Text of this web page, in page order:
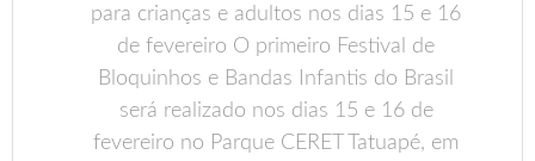
para crianças e adultos nos dias 15 e 16
de fevereiro O primeiro Festival de
Bloquinhos e Bandas Infantis do Brasil
será realizado nos dias 15 e 16 de
fevereiro no Parque CERET Tatuapé, em